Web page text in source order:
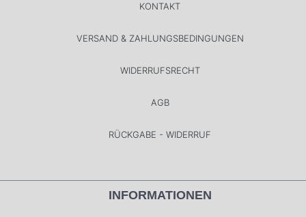
KONTAKT
VERSAND & ZAHLUNGSBEDINGUNGEN
WIDERRUFSRECHT
AGB
RÜCKGABE - WIDERRUF
INFORMATIONEN